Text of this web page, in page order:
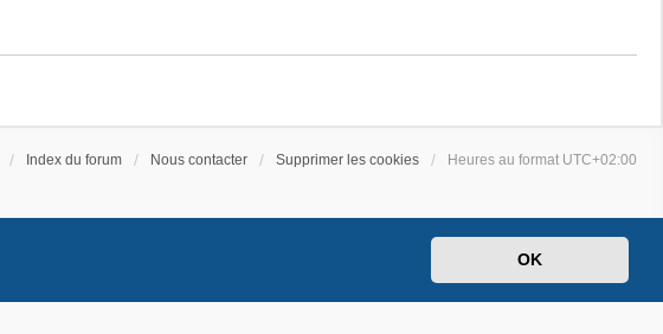
OK
Index du forum Nous contacter Supprimer les cookies Heures au format UTC+02:00